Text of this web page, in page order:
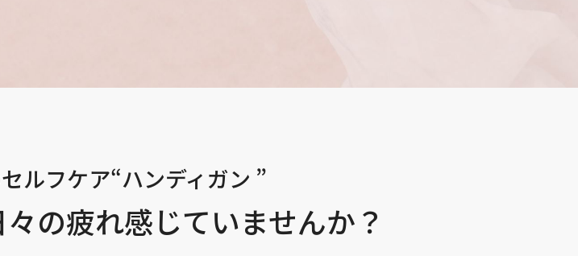
セルフケア“ハンディガン ”
々の疲れ感じていませんか？